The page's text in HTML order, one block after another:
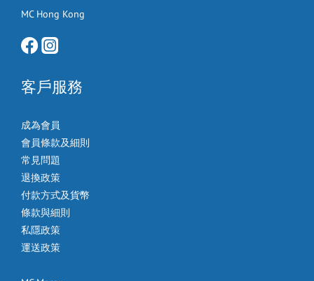
MC Hong Kong
客戶服務
成為會員
會員條款及細則
常見問題
退換政策
付款方式及貨幣
條款與細則
私隱政策
運送政策